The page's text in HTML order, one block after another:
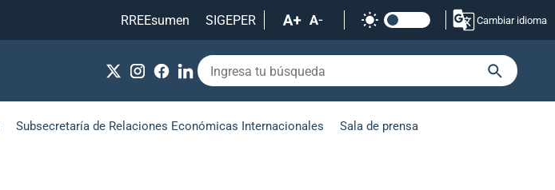
RREEsumen
SIGEPER Cambiar idioma
Subsecretaría de Relaciones Económicas Internacionales Sala de prensa